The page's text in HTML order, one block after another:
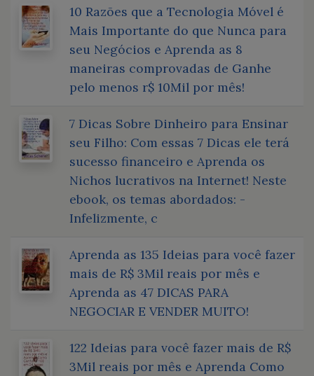
10 Razões que a Tecnologia Móvel é
Mais Importante do que Nunca para
seu Negócios e Aprenda as 8
maneiras comprovadas de Ganhe
pelo menos r$ 10Mil por mês!
7 Dicas Sobre Dinheiro para Ensinar
seu Filho: Com essas 7 Dicas ele terá
sucesso financeiro e Aprenda os
Nichos lucrativos na Internet! Neste
ebook, os temas abordados: -
Infelizmente, c
Aprenda as 135 Ideias para você fazer
mais de R$ 3Mil reais por mês e
Aprenda as 47 DICAS PARA
NEGOCIAR E VENDER MUITO!
122 Ideias para você fazer mais de R$
3Mil reais por mês e Aprenda Como